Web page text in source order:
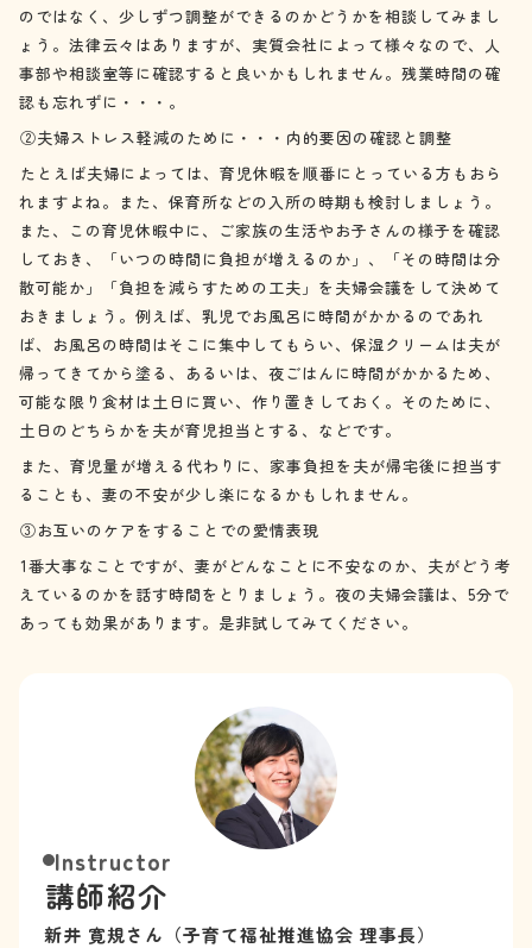
のではなく、少しずつ調整ができるのかどうかを相談してみまし
ょう。法律云々はありますが、実質会社によって様々なので、人
事部や相談室等に確認すると良いかもしれません。残業時間の確
認も忘れずに・・・。
②夫婦ストレス軽減のために・・・内的要因の確認と調整
たとえば夫婦によっては、育児休暇を順番にとっている方もおら
れますよね。また、保育所などの入所の時期も検討しましょう。
また、この育児休暇中に、ご家族の生活やお子さんの様子を確認
しておき、「いつの時間に負担が増えるのか」、「その時間は分
散可能か」「負担を減らすための工夫」を夫婦会議をして決めて
おきましょう。例えば、乳児でお風呂に時間がかかるのであれ
ば、お風呂の時間はそこに集中してもらい、保湿クリームは夫が
帰ってきてから塗る、あるいは、夜ごはんに時間がかかるため、
可能な限り食材は土日に買い、作り置きしておく。そのために、
土日のどちらかを夫が育児担当とする、などです。
また、育児量が増える代わりに、家事負担を夫が帰宅後に担当す
ることも、妻の不安が少し楽になるかもしれません。
③お互いのケアをすることでの愛情表現
1番大事なことですが、妻がどんなことに不安なのか、夫がどう考
えているのかを話す時間をとりましょう。夜の夫婦会議は、5分で
あっても効果があります。是非試してみてください。
Instructor
講師紹介
新井 寛規さん（子育て福祉推進協会 理事長）